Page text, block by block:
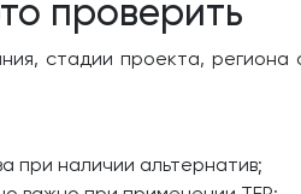
проверить
стадии проекта, региона
при наличии альтернатив;